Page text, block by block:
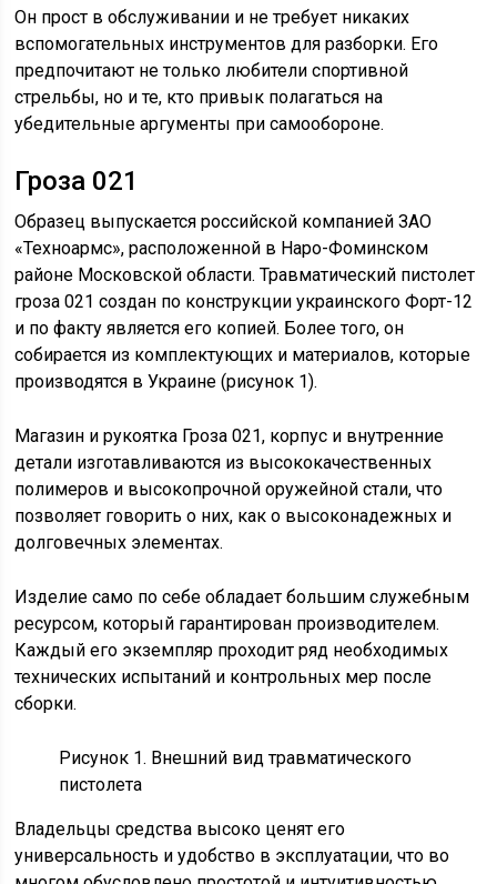
Он прост в обслуживании и не требует никаких
вспомогательных инструментов для разборки. Его
предпочитают не только любители спортивной
стрельбы, но и те, кто привык полагаться на
убедительные аргументы при самообороне.
Гроза 021
Образец выпускается российской компанией ЗАО
«Техноармс», расположенной в Наро-Фоминском
районе Московской области. Травматический пистолет
гроза 021 создан по конструкции украинского Форт-12
и по факту является его копией. Более того, он
собирается из комплектующих и материалов, которые
производятся в Украине (рисунок 1).
Магазин и рукоятка Гроза 021, корпус и внутренние
детали изготавливаются из высококачественных
полимеров и высокопрочной оружейной стали, что
позволяет говорить о них, как о высоконадежных и
долговечных элементах.
Изделие само по себе обладает большим служебным
ресурсом, который гарантирован производителем.
Каждый его экземпляр проходит ряд необходимых
технических испытаний и контрольных мер после
сборки.
Рисунок 1. Внешний вид травматического
пистолета
Владельцы средства высоко ценят его
универсальность и удобство в эксплуатации, что во